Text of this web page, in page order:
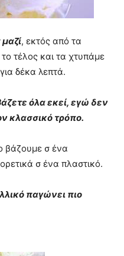
, εκτός από τα
τέλος και τα χτυπάμε
δέκα λεπτά.
όλα εκεί, εγώ δεν
κλασσικό τρόπο.
βάζουμε σ ένα
σ ένα πλαστικό.
παγώνει πιο